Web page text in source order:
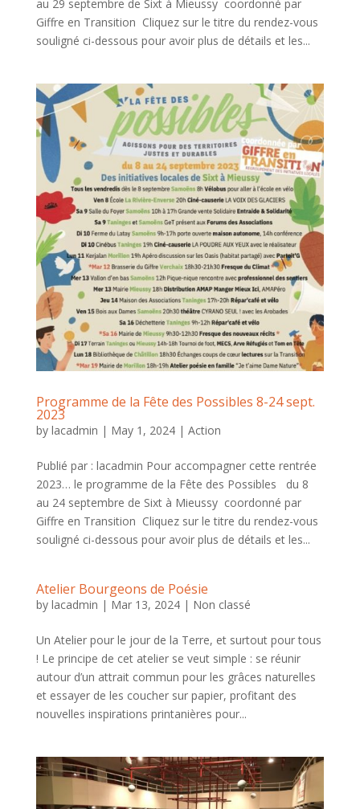
au 29 septembre de Sixt à Mieussy coordonné par
Giffre en Transition Cliquez sur le titre du rendez-vous
souligné ci-dessous pour avoir plus de détails et les...
Programme de la Fête des Possibles 8-24 sept.
2023
by lacadmin | May 1, 2024| Action
Publié par : lacadmin Pour accompagner cette rentrée
2023… le programme de la Fête des Possibles du 8
au 24 septembre de Sixt à Mieussy coordonné par
Giffre en Transition Cliquez sur le titre du rendez-vous
souligné ci-dessous pour avoir plus de détails et les...
Atelier Bourgeons de Poésie
by lacadmin | Mar 13, 2024| Non classé
Un Atelier pour le jour de la Terre, et surtout pour tous
! Le principe de cet atelier se veut simple : se réunir
autour d’un attrait commun pour les grâces naturelles
et essayer de les coucher sur papier, profitant des
nouvelles inspirations printanières pour...